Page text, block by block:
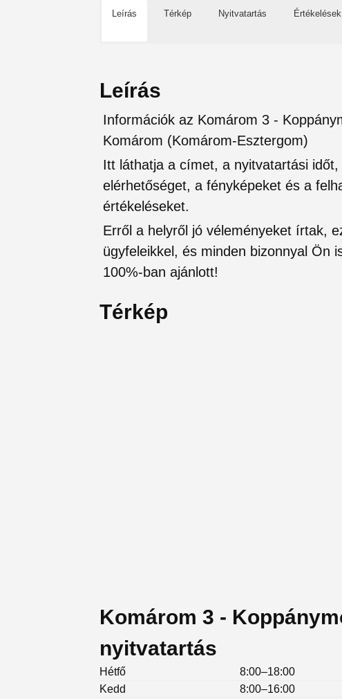
Leírás Térkép Nyitvatartás Értékelések
Leírás
Információk az Komárom 3 -
Komárom (Komárom-Esztergom)
Itt láthatja a címet, a nyitvatartási
elérhetőséget, a fényképeket és a
értékeléseket.
Erről a helyről jó véleményeket írtak,
ügyfeleikkel, és minden bizonnyal Ön
100%-ban ajánlott!
Térkép
Komárom 3 -
nyitvatartás
Hétfő
8:00–18:00
Kedd
8:00–16:00